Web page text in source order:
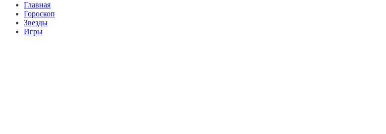
Главная
Гороскоп
Звезды
Игры